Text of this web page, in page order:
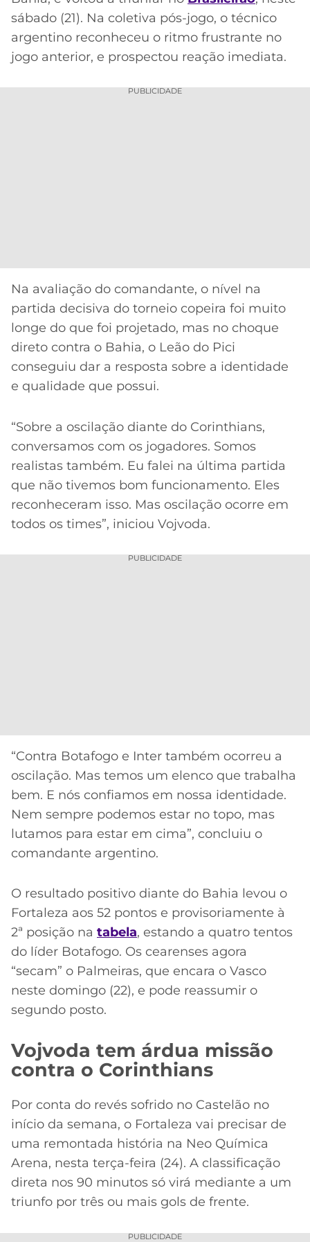
ONLINE
2026
GRÊMIO
MG
LALIGA
sábado (21). Na coletiva pós-jogo, o técnico
argentino reconheceu o ritmo frustrante no
jogo anterior, e prospectou reação imediata.
PUBLICIDADE
Na avaliação do comandante, o nível na
partida decisiva do torneio copeira foi muito
longe do que foi projetado, mas no choque
direto contra o Bahia, o Leão do Pici
conseguiu dar a resposta sobre a identidade
e qualidade que possui.
“Sobre a oscilação diante do Corinthians,
conversamos com os jogadores. Somos
realistas também. Eu falei na última partida
que não tivemos bom funcionamento. Eles
reconheceram isso. Mas oscilação ocorre em
todos os times”, iniciou Vojvoda.
PUBLICIDADE
“Contra Botafogo e Inter também ocorreu a
oscilação. Mas temos um elenco que trabalha
bem. E nós confiamos em nossa identidade.
Nem sempre podemos estar no topo, mas
lutamos para estar em cima”, concluiu o
comandante argentino.
O resultado positivo diante do Bahia levou o
Fortaleza aos 52 pontos e provisoriamente à
2ª posição na tabela, estando a quatro tentos
do líder Botafogo. Os cearenses agora
“secam” o Palmeiras, que encara o Vasco
neste domingo (22), e pode reassumir o
segundo posto.
Vojvoda tem árdua missão
contra o Corinthians
Por conta do revés sofrido no Castelão no
início da semana, o Fortaleza vai precisar de
uma remontada história na Neo Química
Arena, nesta terça-feira (24). A classificação
direta nos 90 minutos só virá mediante a um
triunfo por três ou mais gols de frente.
PUBLICIDADE